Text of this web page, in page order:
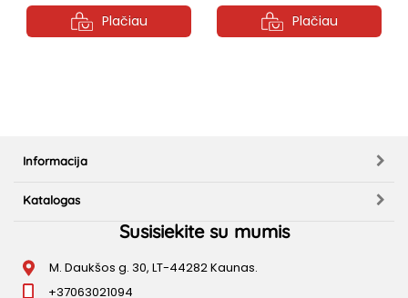
Plačiau Plačiau
Informacija
Katalogas
Susisiekite su mumis
M. Daukšos g. 30, LT-44282 Kaunas.
+37063021094